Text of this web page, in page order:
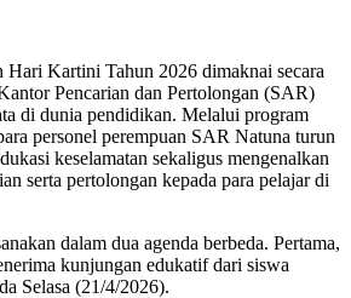
Hari Kartini Tahun 2026 dimaknai secara
Pencarian dan Pertolongan (SAR)
di dunia pendidikan. Melalui program
personel perempuan SAR Natuna turun
keselamatan sekaligus mengenalkan
serta pertolongan kepada para pelajar di
dalam dua agenda berbeda. Pertama,
kunjungan edukatif dari siswa
Selasa (21/4/2026).